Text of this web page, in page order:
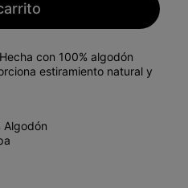
con 100% algodón
estiramiento natural y
Algodón